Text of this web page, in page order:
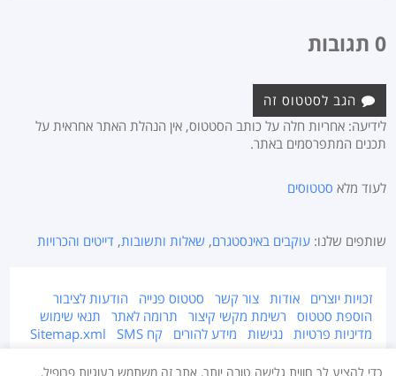
0 תגובות
הגב לסטטוס זה
לידיעה: אחריות חלה על כותב הסטטוס, אין הנהלת האתר אחראית על
תכנים המתפרסמים באתר.
לעוד מלא סטטוסים
שותפים שלנו:עוקבים באינסטגרם, שאלות ותשובות, דייטים והכרויות
זכויות יוצרים אודות צור קשר סטטוס פנייה
הודעות לציבור
הוספת סטטוס
רשימת מקשי קיצור תרומה לאתר
תנאי שימוש
מדיניות פרטיות
נגישות מידע להורים קח SMS Sitemap.xml
אתר זה מוגן על ידי זכויות יוצרים © 2015-2026 Takestatus.net.
כדי להציע לך חווית גלישה טובה יותר, אתר זה משתמש בעוגיות פרופיל,